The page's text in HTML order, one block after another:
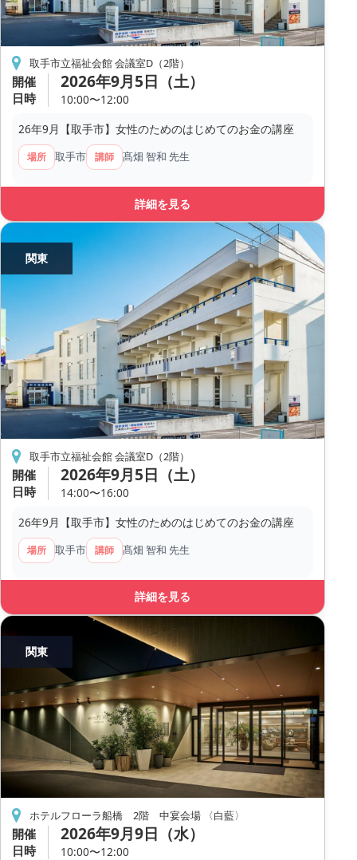
取手市立福祉会館 会議室D（2階）
開催
日時
2026年9月5日（土）
10:00〜12:00
26年9月【取手市】女性のためのはじめてのお金の講座
場所 取手市 講師 髙畑 智和 先生
詳細を見る
関東
取手市立福祉会館 会議室D（2階）
開催
日時
2026年9月5日（土）
14:00〜16:00
26年9月【取手市】女性のためのはじめてのお金の講座
場所 取手市 講師 髙畑 智和 先生
詳細を見る
関東
ホテルフローラ船橋 2階 中宴会場 〈白藍〉
開催
日時
2026年9月9日（水）
10:00〜12:00